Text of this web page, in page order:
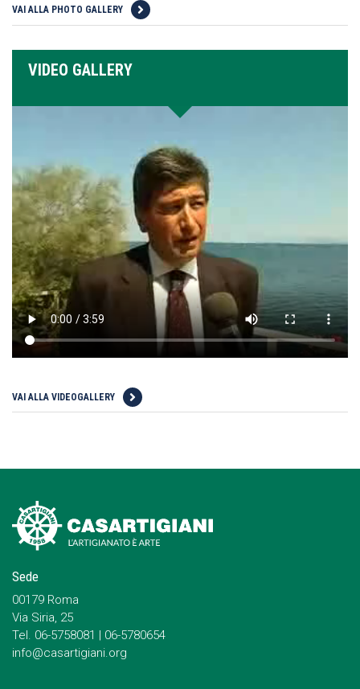
VAI ALLA PHOTO GALLERY
VIDEO GALLERY
VAI ALLA VIDEOGALLERY
Sede
00179 Roma
Via Siria, 25
Tel. 06-5758081 | 06-5780654
info@casartigiani.org